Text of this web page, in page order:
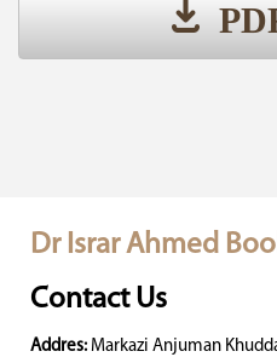
Dr Israr
Contact Us
Addres:Markazi